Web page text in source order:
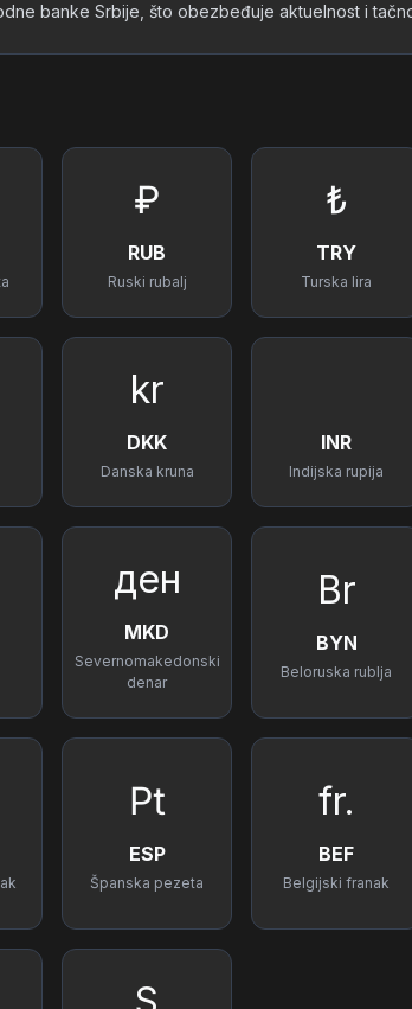
banke Srbije, što obezbeđuje aktuelnost i
₽
RUB
Ruski rubalj
₺
TRY
Turska lira
kr
DKK
Danska kruna
INR
Indijska rupija
ден
MKD
Severnomakedonski
denar
Br
BYN
Beloruska rublja
₧
ESP
Španska pezeta
fr.
BEF
Belgijski franak